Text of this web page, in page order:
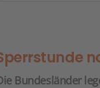
Bundesländer